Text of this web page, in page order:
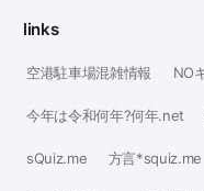
links
空港駐車場混雑情報 NO
今年は令和何年?何年.net
sQuiz.me 方言*squiz.me